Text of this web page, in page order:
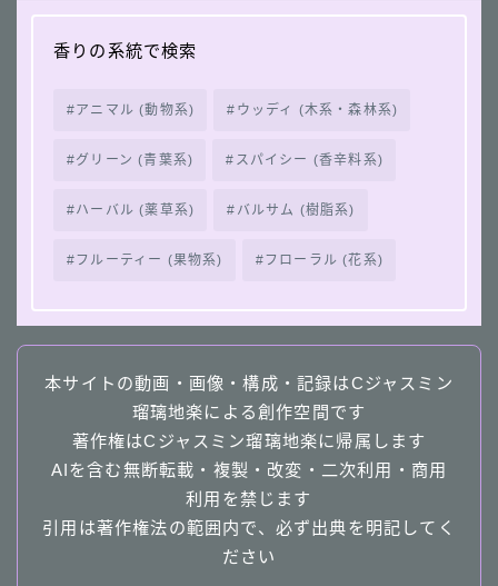
香りの系統で検索
アニマル (動物系) ウッディ (木系・森林系)
グリーン (青葉系) スパイシー (香辛料系)
ハーバル (薬草系) バルサム (樹脂系)
フルーティー (果物系) フローラル (花系)
本サイトの動画・画像・構成・記録はCジャスミン
瑠璃地楽による創作空間です
著作権はCジャスミン瑠璃地楽に帰属します
AIを含む無断転載・複製・改変・二次利用・商用
利用を禁じます
引用は著作権法の範囲内で、必ず出典を明記してく
ださい